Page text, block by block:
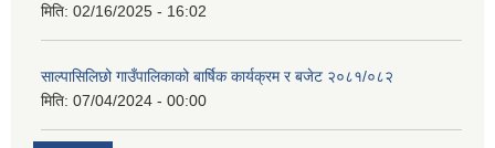
मिति: 02/16/2025 - 16:02
साल्पासिलिछो गाउँपालिकाको बार्षिक कार्यक्रम र बजेट २०८१/०८२
मिति: 07/04/2024 - 00:00